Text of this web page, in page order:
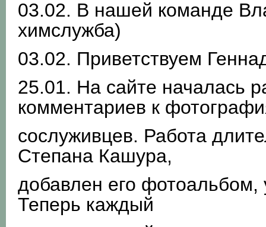
03.02. В нашей команде
химслужба)
03.02. Приветствуем
25.01. На сайте началась
комментариев к
сослуживцев. Работа
Степана Кашура,
добавлен его
Теперь каждый